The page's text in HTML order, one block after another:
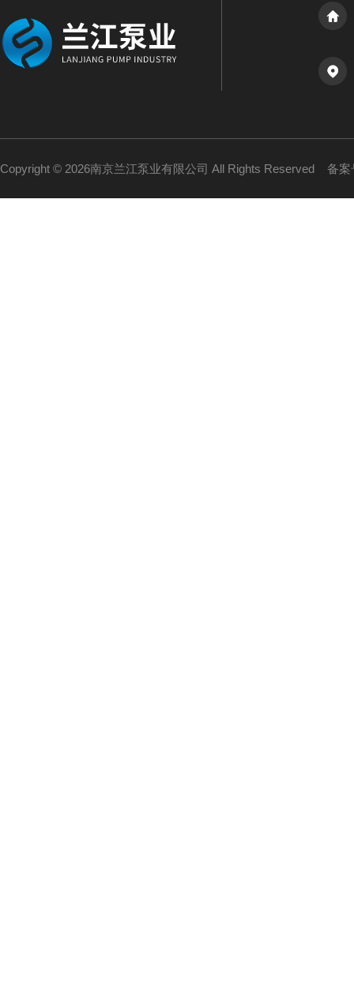
Copyright © 2026南京兰江泵业有限公司 All Rights Reserved 备案